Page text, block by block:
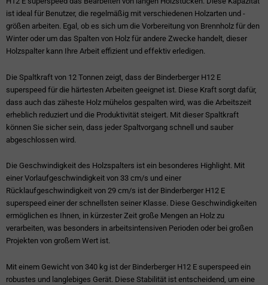
ist ideal für Benutzer, die regelmäßig mit verschiedenen Holzarten und -
größen arbeiten. Egal, ob es sich um die Vorbereitung von Brennholz für den
Winter oder um das Spalten von Holz für andere Zwecke handelt, dieser
Holzspalter kann Ihre Arbeit effizient und effektiv erledigen.
Die Spaltkraft von 12 Tonnen zeigt, dass der Binderberger H12 E
superspeed für die härtesten Arbeiten geeignet ist. Diese Kraft sorgt dafür,
dass auch das zäheste Holz mühelos gespalten wird, was die Arbeitszeit
erheblich reduziert und die Produktivität steigert. Mit dieser Spaltkraft
können Sie sicher sein, dass jeder Spaltvorgang schnell und sauber
abgeschlossen wird.
Die Geschwindigkeit des Holzspalters ist ein besonderes Highlight. Mit
einer Vorlaufgeschwindigkeit von 33 cm/s und einer
Rücklaufgeschwindigkeit von 29 cm/s ist der Binderberger H12 E
superspeed einer der schnellsten seiner Klasse. Diese Geschwindigkeiten
ermöglichen es Ihnen, in kürzester Zeit große Mengen an Holz zu
verarbeiten, was besonders in arbeitsintensiven Perioden oder bei großen
Projekten von großem Wert ist.
Mit einem Gewicht von 340 kg ist der Binderberger H12 E superspeed ein
robustes und langlebiges Gerät. Diese Stabilität ist entscheidend, um eine